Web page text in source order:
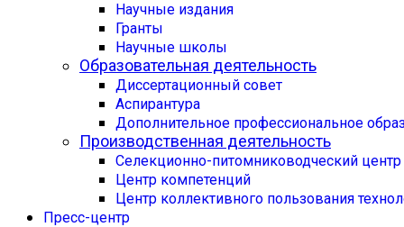
Научные издания
Гранты
Научные школы
Образовательная деятельность
Диссертационный совет
Аспирантура
Дополнительное профессиональное
Производственная деятельность
Селекционно-питомниководческий центр
Центр компетенций
Центр коллективного пользования
Пресс-центр